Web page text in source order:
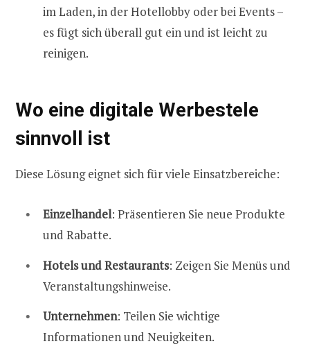
im Laden, in der Hotellobby oder bei Events –
es fügt sich überall gut ein und ist leicht zu
reinigen.
Wo eine digitale Werbestele
sinnvoll ist
Diese Lösung eignet sich für viele Einsatzbereiche:
Einzelhandel: Präsentieren Sie neue Produkte
und Rabatte.
Hotels und Restaurants: Zeigen Sie Menüs und
Veranstaltungshinweise.
Unternehmen: Teilen Sie wichtige
Informationen und Neuigkeiten.